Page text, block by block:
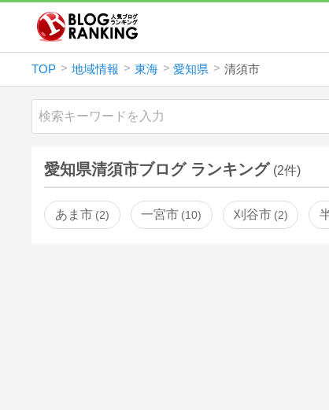
TOP 地域情報 東海 愛知県 清須市
愛知県清須市ブログ ランキング (2件)
あま市 2 一宮市 10 刈谷市 2